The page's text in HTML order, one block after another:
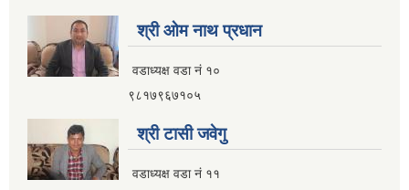
श्री ओम नाथ प्रधान
वडाध्यक्ष वडा नं १०
९८१७९६७१०५
श्री टासी जवेगु
वडाध्यक्ष वडा नं ११